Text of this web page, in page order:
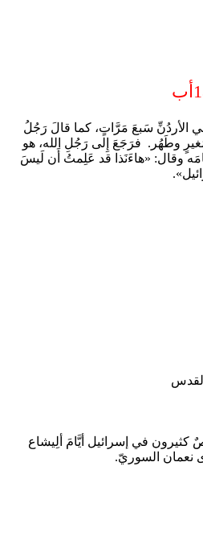
سَبعَ مَرَّاتٍ، كما قالَ رَجُلُ
وطَهُر. فرَجَعَ إِلى رَجُلِ الله، هو
وقال: «هاءَنَذا قد عَلِمتُ أَن لَيسَ
كثيرون في إسرائيل أيَّامَ ألِيشاع
نعمان السوريّ.